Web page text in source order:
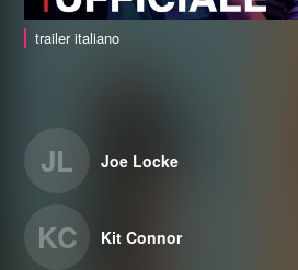
trailer italiano
JL Joe Locke
KC Kit Connor